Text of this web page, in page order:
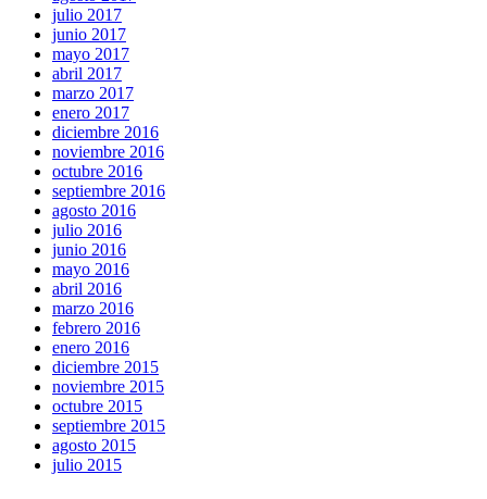
julio 2017
junio 2017
mayo 2017
abril 2017
marzo 2017
enero 2017
diciembre 2016
noviembre 2016
octubre 2016
septiembre 2016
agosto 2016
julio 2016
junio 2016
mayo 2016
abril 2016
marzo 2016
febrero 2016
enero 2016
diciembre 2015
noviembre 2015
octubre 2015
septiembre 2015
agosto 2015
julio 2015